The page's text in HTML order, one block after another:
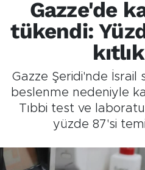
Gazze'de
tükendi:
Gazze Şeridi'nde İsrail
beslenme nedeniyle
Tıbbi test ve
yüzde 87'si